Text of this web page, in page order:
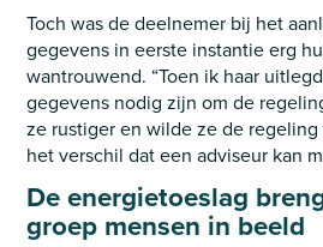
Toch was de deelnemer bij het
gegevens in eerste instantie erg
wantrouwend. “Toen ik haar
gegevens nodig zijn om de
ze rustiger en wilde ze de
het verschil dat een adviseur kan
De energietoeslag
groep mensen in beeld